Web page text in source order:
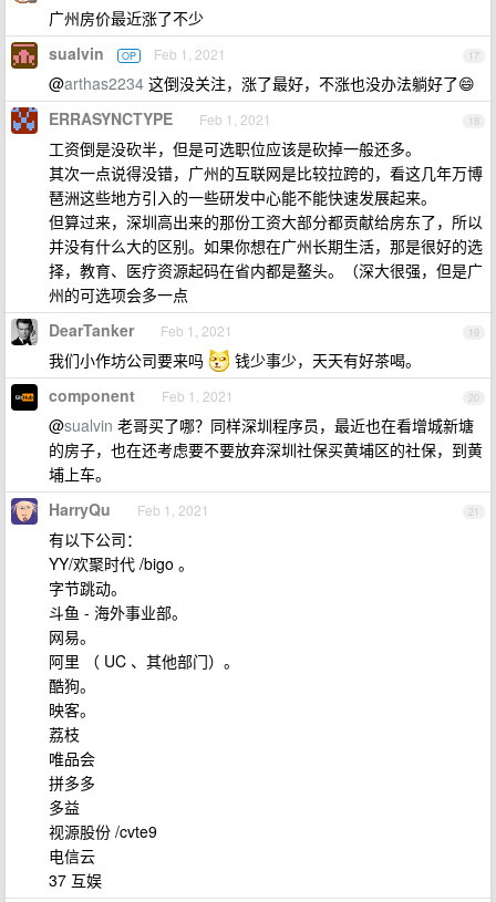
广州房价最近涨了不少
17
sualvin OP Feb 1, 2021
@arthas2234 这倒没关注，涨了最好，不涨也没办法躺好了😄
18
ERRASYNCTYPE Feb 1, 2021
工资倒是没砍半，但是可选职位应该是砍掉一般还多。
其次一点说得没错，广州的互联网是比较拉跨的，看这几年万博
琶洲这些地方引入的一些研发中心能不能快速发展起来。
但算过来，深圳高出来的那份工资大部分都贡献给房东了，所以
并没有什么大的区别。如果你想在广州长期生活，那是很好的选
择，教育、医疗资源起码在省内都是鳌头。（深大很强，但是广
州的可选项会多一点
19
DearTanker Feb 1, 2021
我们小作坊公司要来吗 钱少事少，天天有好茶喝。
20
component Feb 1, 2021
@sualvin 老哥买了哪？同样深圳程序员，最近也在看增城新塘
的房子，也在还考虑要不要放弃深圳社保买黄埔区的社保，到黄
埔上车。
21
HarryQu Feb 1, 2021
有以下公司：
YY/欢聚时代 /bigo 。
字节跳动。
斗鱼 - 海外事业部。
网易。
阿里 （ UC 、其他部门）。
酷狗。
映客。
荔枝
唯品会
拼多多
多益
视源股份 /cvte9
电信云
37 互娱